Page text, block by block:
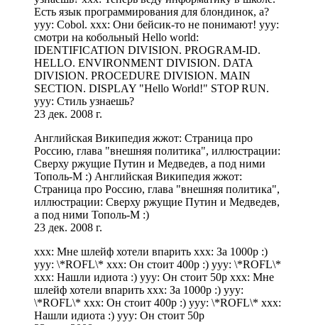
Есть язык программирования для блондинок, а?
yyy: Cobol. xxx: Они бейсик-то не понимают! yyy:
смотри на кобольный Hello world:
IDENTIFICATION DIVISION. PROGRAM-ID.
HELLO. ENVIRONMENT DIVISION. DATA
DIVISION. PROCEDURE DIVISION. MAIN
SECTION. DISPLAY "Hello World!" STOP RUN.
yyy: Стиль узнаешь?
23 дек. 2008 г.
Английская Википедия жжот: Страница про
Россию, глава "внешняя политика", иллюстрации:
Сверху ржущие Путин и Медведев, а под ними
Тополь-М :) Английская Википедия жжот:
Страница про Россию, глава "внешняя политика",
иллюстрации: Сверху ржущие Путин и Медведев,
а под ними Тополь-М :)
23 дек. 2008 г.
xxx: Мне шлейф хотели впарить xxx: За 1000р :)
yyy: \*ROFL\* xxx: Он стоит 400р :) yyy: \*ROFL\*
xxx: Нашли идиота :) yyy: Он стоит 50р xxx: Мне
шлейф хотели впарить xxx: За 1000р :) yyy:
\*ROFL\* xxx: Он стоит 400р :) yyy: \*ROFL\* xxx:
Нашли идиота :) yyy: Он стоит 50р